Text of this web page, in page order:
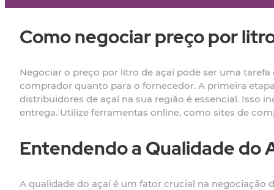
Como negociar preço por
Negociar o preço por litro de açaí pode ser uma
comprador quanto para o fornecedor. A primeira
distribuidores de açaí na sua região é essencial. Isso
entrega. Utilize ferramentas online, como sites de
Entendendo a Qualidade do
A qualidade do açaí é um fator crucial na negociação